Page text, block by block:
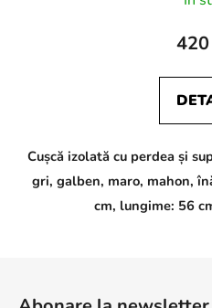
Cușcă izolată cu perdea și
gri, galben, maro, mahon,
cm, lungime: 56